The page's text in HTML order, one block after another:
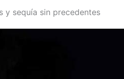
y sequía sin precedentes